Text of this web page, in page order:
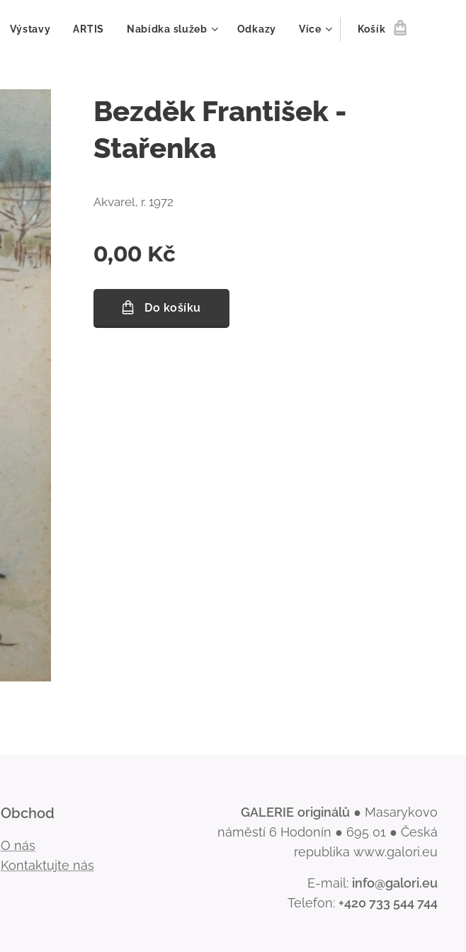
Výstavy ARTIS Nabídka služeb Odkazy Více Košík
Bezděk František -
Stařenka
Akvarel, r. 1972
0,00 Kč
Do košíku
Obchod
O nás
Kontaktujte nás
GALERIE originálů● Masarykovo
náměstí 6 Hodonín ● 695 01 ● Česká
republika www.galori.eu
E-mail: info@galori.eu
Telefon: +420 733 544 744